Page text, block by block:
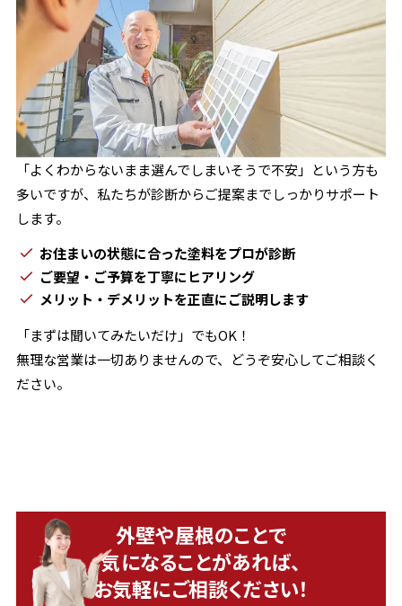
「よくわからないまま選んでしまいそうで不安」という方も
多いですが、私たちが診断からご提案までしっかりサポート
します。
お住まいの状態に合った塗料をプロが診断
ご要望・ご予算を丁寧にヒアリング
メリット・デメリットを正直にご説明します
「まずは聞いてみたいだけ」でもOK！
無理な営業は一切ありませんので、どうぞ安心してご相談く
ださい。
外壁や屋根のことで
気になることがあれば、
お気軽にご相談ください！